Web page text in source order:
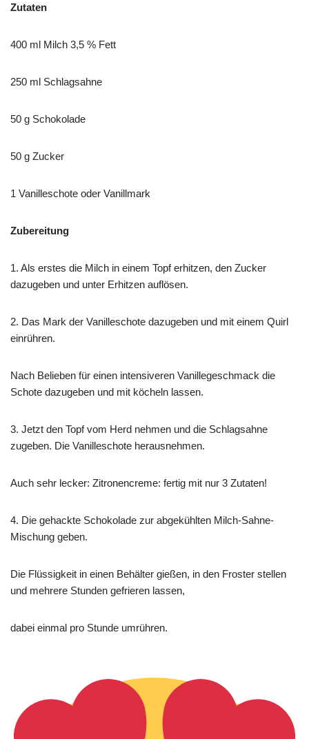
Zutaten
400 ml Milch 3,5 % Fett
250 ml Schlagsahne
50 g Schokolade
50 g Zucker
1 Vanilleschote oder Vanillmark
Zubereitung
1. Als erstes die Milch in einem Topf erhitzen, den Zucker
dazugeben und unter Erhitzen auflösen.
2. Das Mark der Vanilleschote dazugeben und mit einem Quirl
einrühren.
Nach Belieben für einen intensiveren Vanillegeschmack die
Schote dazugeben und mit köcheln lassen.
3. Jetzt den Topf vom Herd nehmen und die Schlagsahne
zugeben. Die Vanilleschote herausnehmen.
Auch sehr lecker: Zitronencreme: fertig mit nur 3 Zutaten!
4. Die gehackte Schokolade zur abgekühlten Milch-Sahne-
Mischung geben.
Die Flüssigkeit in einen Behälter gießen, in den Froster stellen
und mehrere Stunden gefrieren lassen,
dabei einmal pro Stunde umrühren.